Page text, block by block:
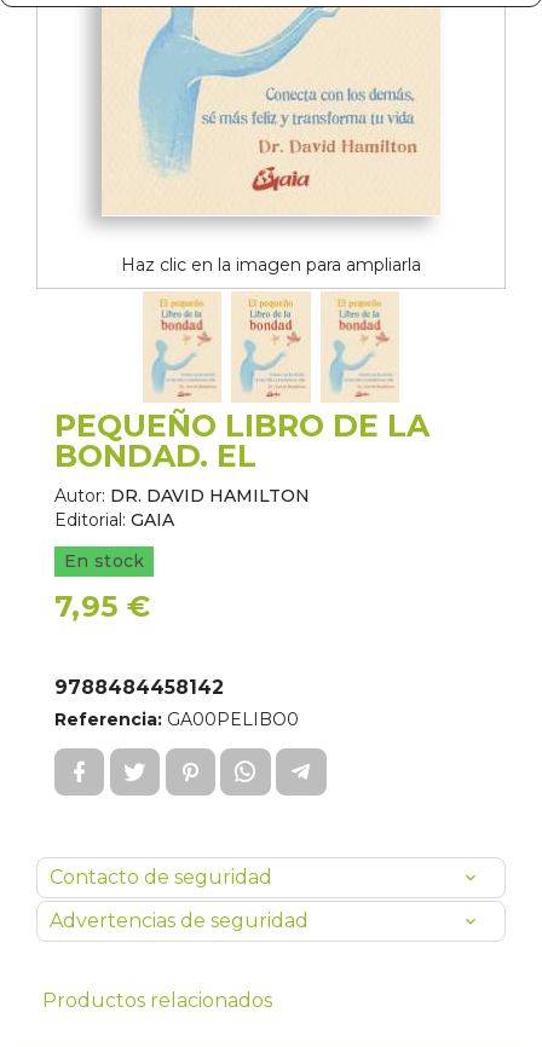
Haz clic en la imagen para ampliarla
PEQUEÑO LIBRO DE LA
BONDAD. EL
Autor: DR. DAVID HAMILTON
Editorial: GAIA
En stock
7,95 €
9788484458142
Referencia: GA00PELIBO0
Contacto de seguridad
Advertencias de seguridad
Productos relacionados